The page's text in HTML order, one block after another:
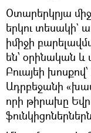
Օտարերկրյա
երկու տեսակի`
իմիջի
են՝ օրինական և
Բուայեի
Ադրբեջանի
որի թիրախը